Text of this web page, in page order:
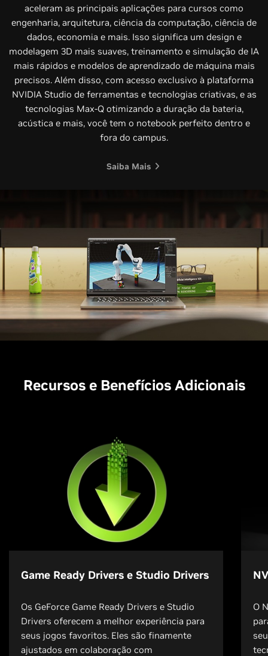
aceleram as principais aplicações para cursos como
engenharia, arquitetura, ciência da computação, ciência de
dados, economia e mais. Isso significa um design e
modelagem 3D mais suaves, treinamento e simulação de IA
mais rápidos e modelos de aprendizado de máquina mais
precisos. Além disso, com acesso exclusivo à plataforma
NVIDIA Studio de ferramentas e tecnologias criativas, e as
tecnologias Max-Q otimizando a duração da bateria,
acústica e mais, você tem o notebook perfeito dentro e
fora do campus.
Saiba Mais
Recursos e Benefícios Adicionais
Game Ready Drivers e Studio Drivers
Os GeForce Game Ready Drivers e Studio
Drivers oferecem a melhor experiência para
seus jogos favoritos. Eles são finamente
ajustados em colaboração com
O